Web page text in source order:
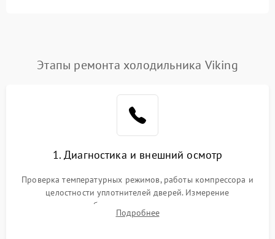
Этапы ремонта холодильника Viking
1. Диагностика и внешний осмотр
Проверка температурных режимов, работы компрессора и
целостности уплотнителей дверей. Измерение
сопротивления обмоток мотора, проверка термостата и
считывание кодов ошибок с электронного дисплея.
Подробнее